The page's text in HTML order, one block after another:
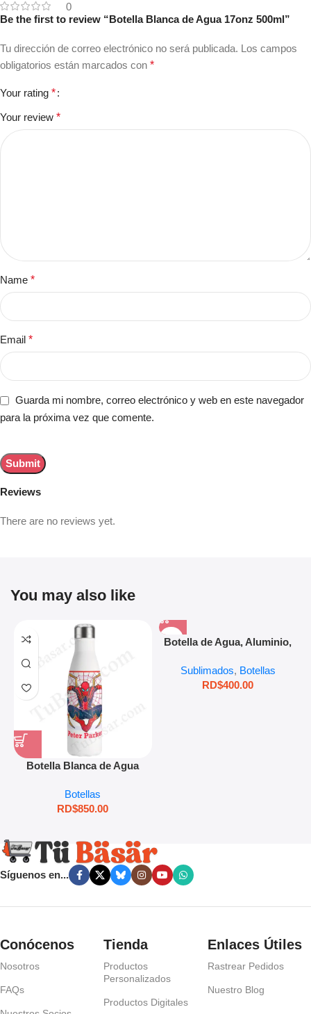
0
Reviews
There are no reviews yet.
Be the first to review “Botella Blanca de Agua 17onz 500ml”
Tu dirección de correo electrónico no será publicada. Los campos
obligatorios están marcados con *
Your rating *
Your review *
Name *
Email *
Guarda mi nombre, correo electrónico y web en este navegador
para la próxima vez que comente.
You may also like
Botella Blanca de Agua
Botellas
RD$850.00
Botella de Agua, Aluminio,
Sublimados, Botellas
RD$400.00
Síguenos en...
Conócenos
Nosotros
FAQs
Tienda
Productos
Personalizados
Productos Digitales
Enlaces Útiles
Rastrear Pedidos
Nuestro Blog